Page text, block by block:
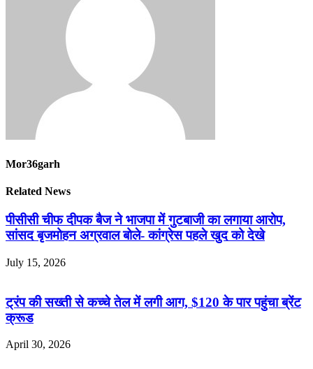
Mor36garh
Related News
पीसीसी चीफ दीपक बैज ने भाजपा में गुटबाजी का लगाया आरोप,
सांसद बृजमोहन अग्रवाल बोले- कांग्रेस पहले खुद को देखे
July 15, 2026
ट्रंप की सख्ती से कच्चे तेल में लगी आग, $120 के पार पहुंचा ब्रेंट
क्रूड
April 30, 2026